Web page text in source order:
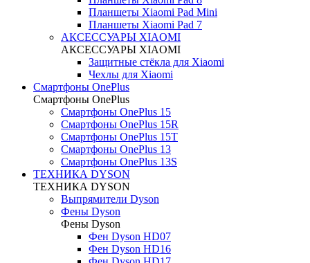
Планшеты Xiaomi Pad Mini
Планшеты Xiaomi Pad 7
АКСЕССУАРЫ XIAOMI
АКСЕССУАРЫ XIAOMI
Защитные стёкла для Xiaomi
Чехлы для Xiaomi
Смартфоны OnePlus
Смартфоны OnePlus
Смартфоны OnePlus 15
Смартфоны OnePlus 15R
Смартфоны OnePlus 15T
Смартфоны OnePlus 13
Смартфоны OnePlus 13S
ТЕХНИКА DYSON
ТЕХНИКА DYSON
Выпрямители Dyson
Фены Dyson
Фены Dyson
Фен Dyson HD07
Фен Dyson HD16